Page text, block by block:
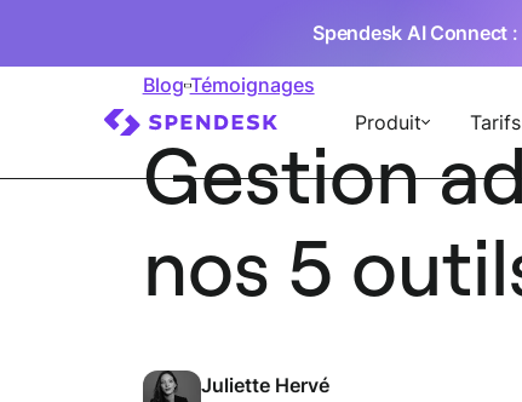
Spendesk AI Connect
Produit Tarifs
Blog Témoignages
Gestion
nos 5
Juliette Hervé